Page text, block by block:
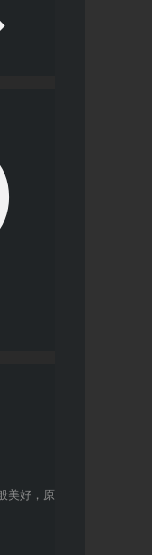
美好，原